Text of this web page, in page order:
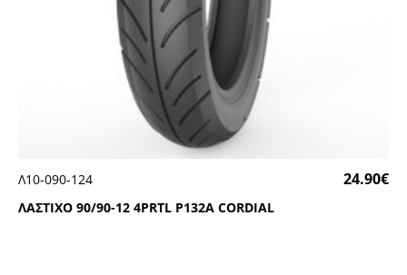
ΛΑΣΤΙΧΟ 90/90-12 4ΡRΤL Ρ132Α CΟRDΙΑL
Λ10-090-124 24.90€